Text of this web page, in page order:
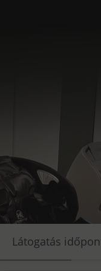
Látogatás